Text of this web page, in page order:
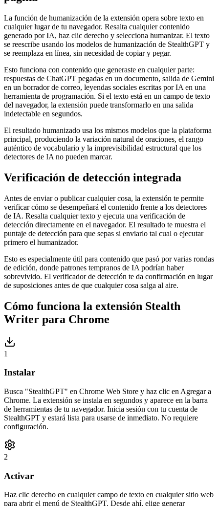
La función de humanización de la extensión opera sobre texto en
cualquier lugar de tu navegador. Resalta cualquier contenido
generado por IA, haz clic derecho y selecciona humanizar. El texto
se reescribe usando los modelos de humanización de StealthGPT y
se reemplaza en línea, sin necesidad de copiar y pegar.
Esto funciona con contenido que generaste en cualquier parte:
respuestas de ChatGPT pegadas en un documento, salida de Gemini
en un borrador de correo, leyendas sociales escritas por IA en una
herramienta de programación. Si el texto está en un campo de texto
del navegador, la extensión puede transformarlo en una salida
indetectable en segundos.
El resultado humanizado usa los mismos modelos que la plataforma
principal, produciendo la variación natural de oraciones, el rango
auténtico de vocabulario y la imprevisibilidad estructural que los
detectores de IA no pueden marcar.
Verificación de detección integrada
Antes de enviar o publicar cualquier cosa, la extensión te permite
verificar cómo se desempeñará el contenido frente a los detectores
de IA. Resalta cualquier texto y ejecuta una verificación de
detección directamente en el navegador. El resultado te muestra el
puntaje de detección para que sepas si enviarlo tal cual o ejecutar
primero el humanizador.
Esto es especialmente útil para contenido que pasó por varias rondas
de edición, donde patrones tempranos de IA podrían haber
sobrevivido. El verificador de detección te da confirmación en lugar
de suposiciones antes de que cualquier cosa salga al aire.
Cómo funciona la extensión Stealth
Writer para Chrome
1
Instalar
Busca "StealthGPT" en Chrome Web Store y haz clic en Agregar a
Chrome. La extensión se instala en segundos y aparece en la barra
de herramientas de tu navegador. Inicia sesión con tu cuenta de
StealthGPT y estará lista para usarse de inmediato. No requiere
configuración.
2
Activar
Haz clic derecho en cualquier campo de texto en cualquier sitio web
para abrir el menú de StealthGPT. Desde ahí, elige generar